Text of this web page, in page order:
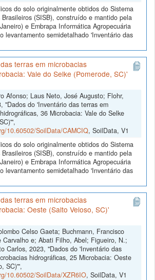
do solo originalmente obtidos do Sistema
(SISB), construído e mantido pela
e Embrapa Informática Agropecuária
levantamento semidetalhado 'Inventário das
terras em microbacias
Vale do Selke (Pomerode, SC)'
Afonso; Laus Neto, José Augusto; Flohr,
"Dados do 'Inventário das terras em
36 Microbacia: Vale do Selke
10.60502/SoilData/CAMCIQ, SoilData, V1
do solo originalmente obtidos do Sistema
(SISB), construído e mantido pela
e Embrapa Informática Agropecuária
levantamento semidetalhado 'Inventário das
terras em microbacias
Oeste (Salto Veloso, SC)'
Celso Gaeta; Buchmann, Francisco
Carvalho e; Abati Filho, Abel; Figueiro, N.;
Carlos, 2023, "Dados do 'Inventário das
hidrográficas, 25 Microbacia: Oeste
SC)'",
10.60502/SoilData/XZR6IO, SoilData, V1